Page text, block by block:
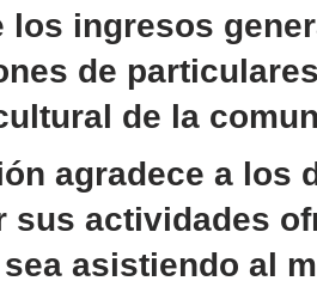
los ingresos
de
de la
agradece a los
sus actividades
asistiendo al